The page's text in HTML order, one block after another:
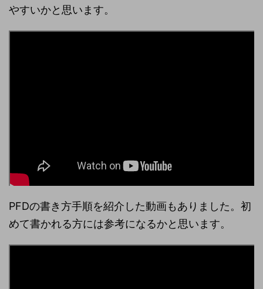
やすいかと思います。
PFDの書き方手順を紹介した動画もありました。初
めて書かれる方には参考になるかと思います。